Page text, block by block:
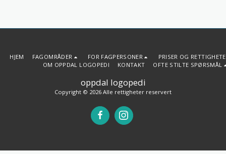
oppdal logopedi
Copyright © 2026 Alle rettigheter reservert
HJEM FAGOMRÅDER FOR FAGPERSONER
PRISER OG
OM OPPDAL LOGOPEDI
KONTAKT OFTE STILTE SPØRSMÅL